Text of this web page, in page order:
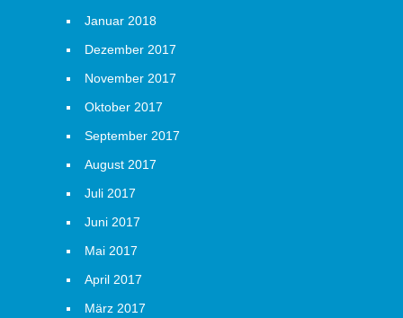
Januar 2018
Dezember 2017
November 2017
Oktober 2017
September 2017
August 2017
Juli 2017
Juni 2017
Mai 2017
April 2017
März 2017